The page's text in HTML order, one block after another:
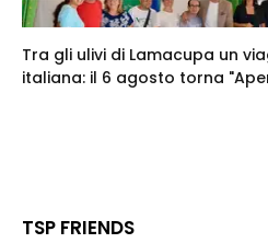
Tra gli ulivi di Lamacupa un
italiana: il 6 agosto torna
TSP FRIENDS